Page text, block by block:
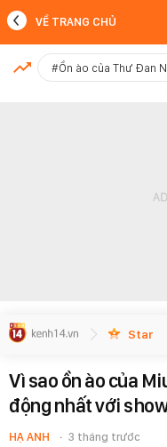
MỚI NHẤT
VỀ TRANG CHỦ
#Ồn ào của Thư Đan
Star
Vì sao ồn ào của
động nhất với
HẠ ANH 3 tháng trước